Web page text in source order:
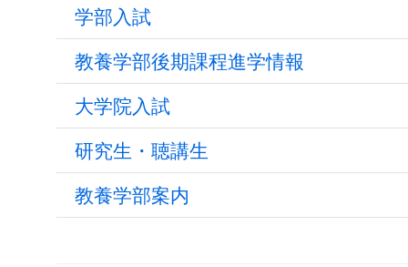
学部入試
教養学部後期課程進学情報
大学院入試
研究生・聴講生
教養学部案内